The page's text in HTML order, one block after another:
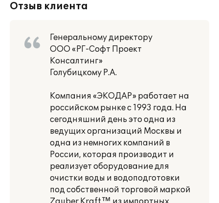
Отзыв клиента
Генеральному директору
ООО «РГ-Софт Проект
Консалтинг»
Голубицкому Р.А.
Компания «ЭКОДАР» работает на
российском рынке с 1993 года. На
сегодняшний день это одна из
ведущих организаций Москвы и
одна из немногих компаний в
России, которая производит и
реализует оборудование для
очистки воды и водоподготовки
под собственной торговой маркой